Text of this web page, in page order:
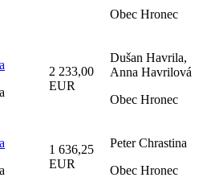
Obec Hronec
2 233,00
EUR
Dušan Havrila,
Anna Havrilová
Obec Hronec
1 636,25
EUR
Peter Chrastina
Obec Hronec